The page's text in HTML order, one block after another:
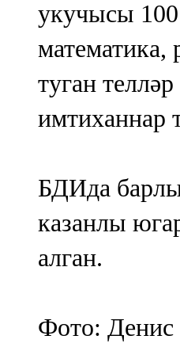
укучысы 100
математика,
туган
имтиханнар
БДИда
казанлы
алган.
Фото: Денис